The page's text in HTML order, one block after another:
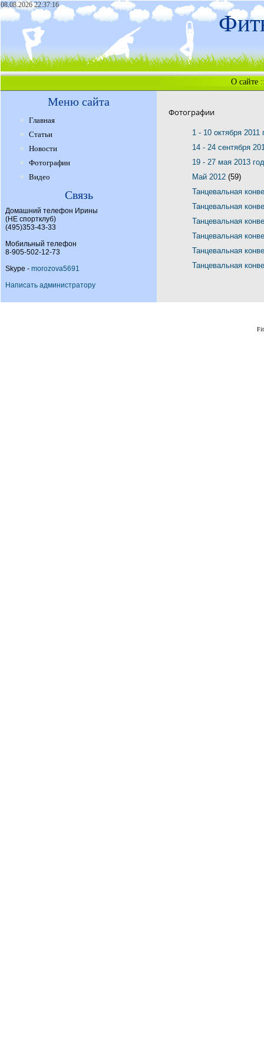
08.08.2026 22:37:16
О сайте
Меню сайта
Главная
Статьи
Новости
Фотографии
Видео
Связь
Домашний телефон Ирины
(НЕ спортклуб)
(495)353-43-33
Мобильный телефон
8-905-502-12-73
Skype - morozova5691
Написать администратору
Фотографии
1 - 10 октября 2011
14 - 24 сентября
19 - 27 мая 2013
Май 2012 (59)
Танцевальная
Танцевальная
Танцевальная
Танцевальная
Танцевальная
Танцевальная